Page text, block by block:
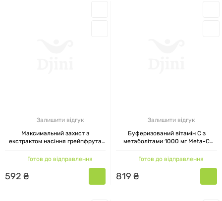
Залишити відгук
Максимальний захист з
екстрактом насіння грейпфрута
NutriBiotic, 45 таблеток
Готов до відправлення
592 ₴
Залишити відгук
Буферизований вітамін С з
метаболітами 1000 мг Meta-C
Готов до відправлення
819 ₴